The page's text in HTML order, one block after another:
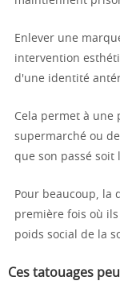
Enlever une
intervention
d'une identité
Cela permet à une
supermarché ou
que son passé soit
Pour beaucoup, la
première fois où
poids social de la
Ces tatouages